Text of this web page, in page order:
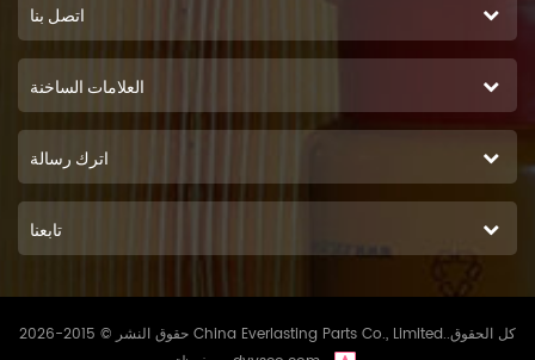
اتصل بنا
العلامات الساخنة
اترك رسالة
تابعنا
حقوق النشر © 2015-2026 China Everlasting Parts Co., Limited..كل الحقوق